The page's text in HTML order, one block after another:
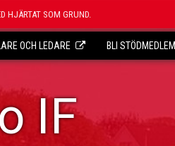
HJÄRTAT SOM GRUND.
OCH LEDARE BLI STÖDMEDLEM
IF